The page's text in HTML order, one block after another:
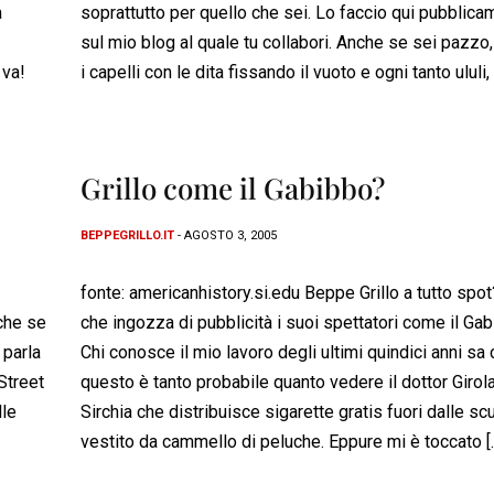
va!
soprattutto per quello che sei. Lo faccio qui
sul mio blog al quale tu collabori. Anche se sei
i capelli con le dita fissando il vuoto e ogni tanto ululi,
se
Grillo come il Gabibbo?
BEPPEGRILLO.IT- AGOSTO 3, 2005
fonte: americanhistory.si.edu Beppe Grillo a tutto
che ingozza di pubblicità i suoi spettatori come il
Chi conosce il mio lavoro degli ultimi quindici anni sa
questo è tanto probabile quanto vedere il dottor
Sirchia che distribuisce sigarette gratis fuori dalle
vestito da cammello di peluche. Eppure mi è toccato